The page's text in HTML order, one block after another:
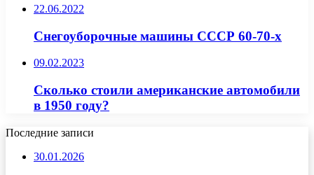
22.06.2022
Снегоуборочные машины СССР 60-70-х
09.02.2023
Сколько стоили американские автомобили
в 1950 году?
Последние записи
30.01.2026